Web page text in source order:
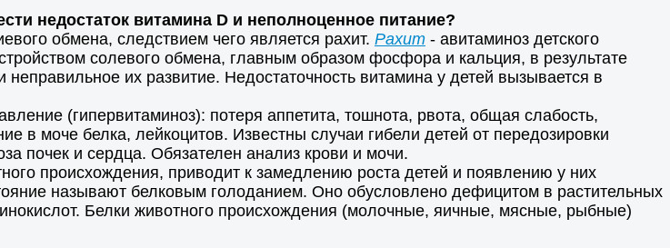
недостаток витамина D и неполноценное питание?
обмена, следствием чего является рахит. Рахит - авитаминоз детского
солевого обмена, главным образом фосфора и кальция, в результате
их развитие. Недостаточность витамина у детей вызывается в
(гипервитаминоз): потеря аппетита, тошнота, рвота, общая слабость,
в моче белка, лейкоцитов. Известны случаи гибели детей от передозировки
почек и сердца. Обязателен анализ крови и мочи.
происхождения, приводит к замедлению роста детей и появлению у них
называют белковым голоданием. Оно обусловлено дефицитом в растительных
Белки животного происхождения (молочные, яичные, мясные, рыбные)